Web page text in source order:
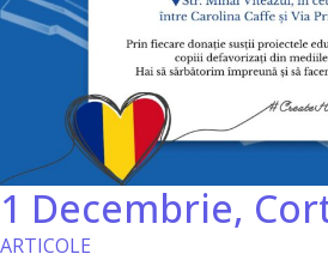
1 Decembrie,
ARTICOLE